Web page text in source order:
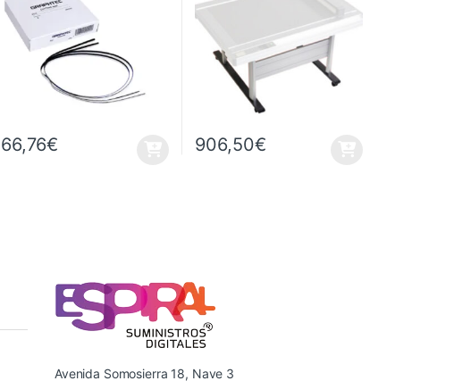
66,76€ 906,50€
Avenida Somosierra 18, Nave 3